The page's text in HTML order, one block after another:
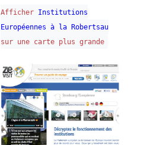
Afficher Institutions
Européennes à la Robertsau
sur une carte plus grande